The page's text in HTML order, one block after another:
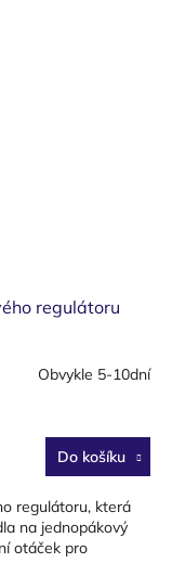
regulátoru
Obvykle 5-10dní
Do košíku
regulátoru, která
na jednopákový
otáček pro